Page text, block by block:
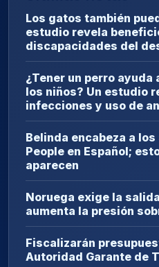
Los gatos también
estudio revela
discapacidades del
¿Tener un perro
los niños? Un estudio
infecciones y uso de
Belinda encabeza a
People en Español;
aparecen
Noruega exige la
aumenta la presión
Fiscalizarán
Autoridad Garante de